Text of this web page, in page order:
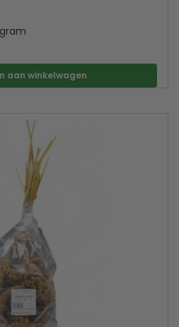
aan winkelwagen